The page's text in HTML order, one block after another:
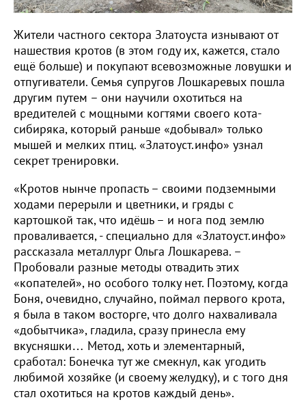
Жители частного сектора Златоуста изнывают от
нашествия кротов (в этом году их, кажется, стало
ещё больше) и покупают всевозможные ловушки и
отпугиватели. Семья супругов Лошкаревых пошла
другим путем – они научили охотиться на
вредителей с мощными когтями своего кота-
сибиряка, который раньше «добывал» только
мышей и мелких птиц. «Златоуст.инфо» узнал
секрет тренировки.
«Кротов нынче пропасть – своими подземными
ходами перерыли и цветники, и гряды с
картошкой так, что идёшь – и нога под землю
проваливается, - специально для «Златоуст.инфо»
рассказала металлург Ольга Лошкарева. –
Пробовали разные методы отвадить этих
«копателей», но особого толку нет. Поэтому, когда
Боня, очевидно, случайно, поймал первого крота,
я была в таком восторге, что долго нахваливала
«добытчика», гладила, сразу принесла ему
вкусняшки… Метод, хоть и элементарный,
сработал: Бонечка тут же смекнул, как угодить
любимой хозяйке (и своему желудку), и с того дня
стал охотиться на кротов каждый день».